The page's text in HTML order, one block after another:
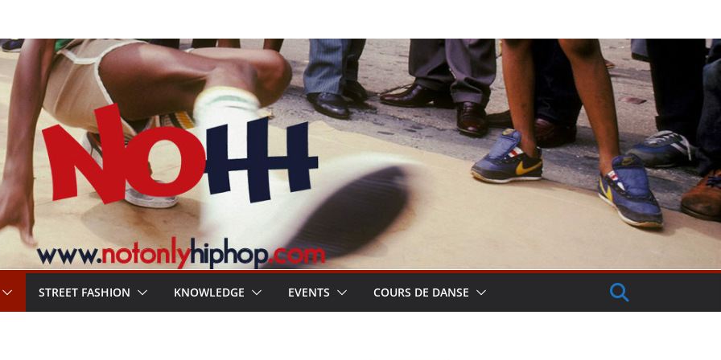
STREET FASHION KNOWLEDGE EVENTS COURS DE DANSE